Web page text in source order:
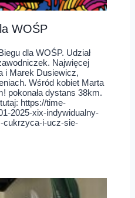
WOŚP
dla WOŚP. Udział
Najwięcej
i Marek Dusiewicz,
Wśród kobiet Marta
pokonała dystans 38km.
https://time-
2025-xix-indywidualny-
cukrzyca-i-ucz-sie-